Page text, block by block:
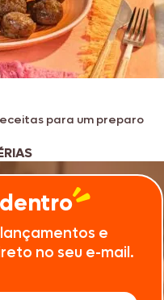
para um preparo
e
no seu e-mail.